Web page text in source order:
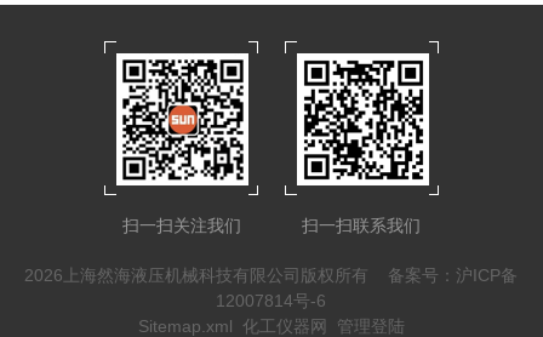
扫一扫关注我们 扫一扫联系我们
2026上海然海液压机械科技有限公司版权所有 备案号：沪ICP备
12007814号-6
Sitemap.xml 化工仪器网 管理登陆